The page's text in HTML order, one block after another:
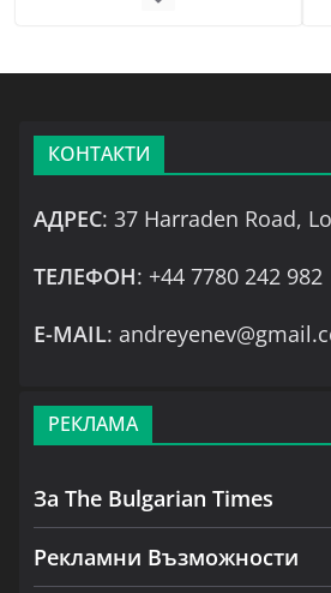
КОНТАКТИ
АДРЕС: 37 Harraden Road,
ТЕЛЕФОН: +44 7780 242 982
Е-MAIL:
РЕКЛАМА
За The Bulgarian Times
Рекламни Възможности